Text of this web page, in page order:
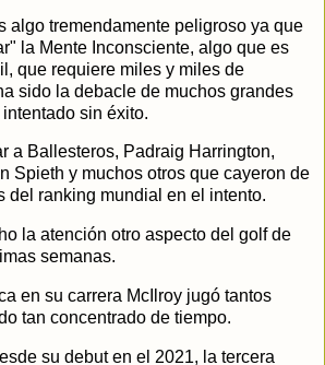
algo tremendamente peligroso ya que
la Mente Inconsciente, algo que es
que requiere miles y miles de
sido la debacle de muchos grandes
sin éxito.
a Ballesteros, Padraig Harrington,
Spieth y muchos otros que cayeron de
del ranking mundial en el intento.
la atención otro aspecto del golf de
semanas.
en su carrera McIlroy jugó tantos
tan concentrado de tiempo.
su debut en el 2021, la tercera